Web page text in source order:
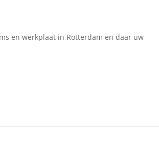
en werkplaat in Rotterdam en daar uw